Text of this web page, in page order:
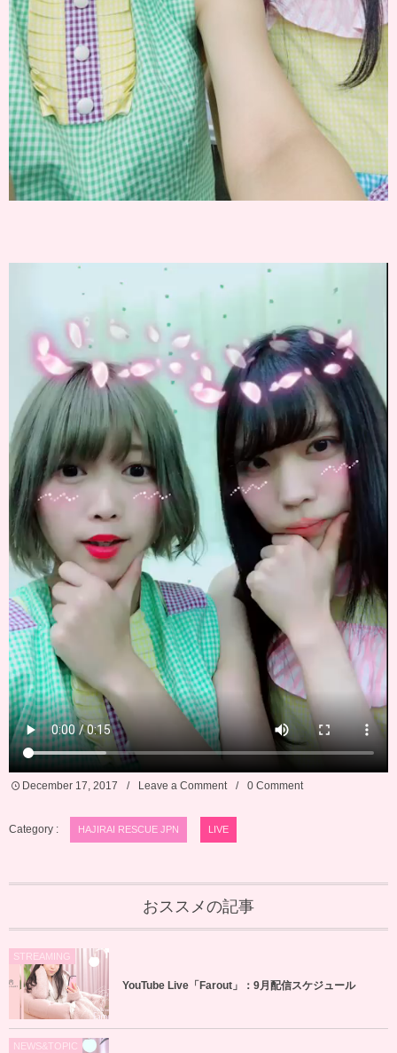
December 17 ,2017 Leave a Comment 0 Comment
Category : HAJIRAI RESCUE JPN LIVE
おススメの記事
STREAMING
YouTube Live「Farout」：9月配信スケジュール
NEWS&TOPIC